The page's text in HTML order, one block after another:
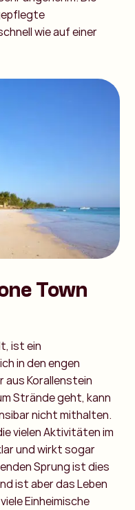
wie auf einer
Town
ist ein
in den engen
aus Korallenstein
Strände geht, kann
nicht mithalten.
vielen Aktivitäten im
und wirkt sogar
Sprung ist dies
ist aber das Leben
Einheimische